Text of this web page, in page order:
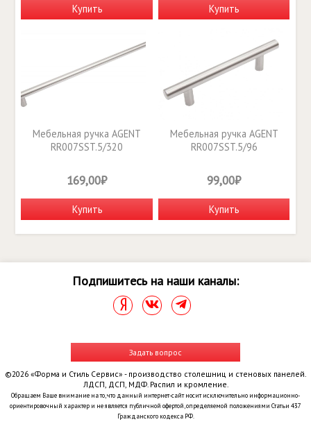
Купить Купить
Мебельная ручка AGENT
RR007SST.5/320
169,00₽
Купить
Мебельная ручка AGENT
RR007SST.5/96
99,00₽
Купить
Подпишитесь на наши каналы:
Задать вопрос
©2026 «Форма и Стиль Сервис» - производство столешниц и стеновых панелей.
ЛДСП, ДСП, МДФ. Распил и кромление.
Обращаем Ваше внимание на то, что данный интернет-сайт носит исключительно информационно-
ориентировочный характер и не является публичной офертой, определяемой положениями Статьи 437
Гражданского кодекса РФ.